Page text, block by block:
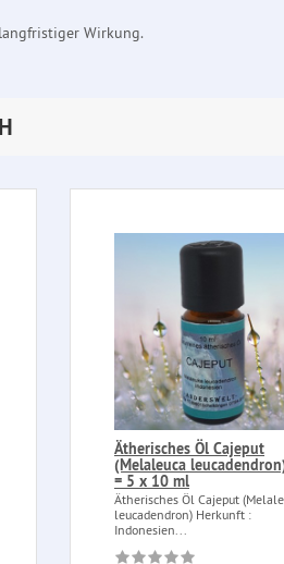
Wirkung.
Ätherisches Öl Cajeput
(Melaleuca
= 5 x 10 ml
Ätherisches Öl Cajeput
leucadendron) Herkunft :
Indonesien...